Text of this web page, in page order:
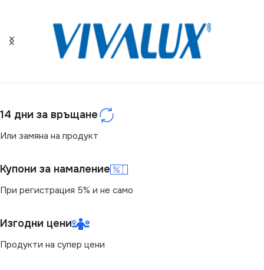
Кремав
IP20
ЦВЯТ Кремав
14 дни за връщане
Или замяна на продукт
Купони за намаление
При регистрация 5% и не само
Изгодни цени
Продукти на супер цени